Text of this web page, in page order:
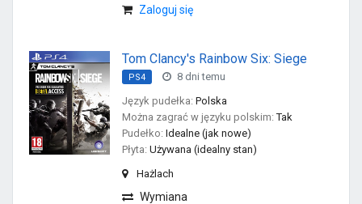
Zaloguj się
Tom Clancy's Rainbow Six: Siege
PS4
8 dni temu
Język pudełka: Polska
Można zagrać w języku polskim: Tak
Pudełko: Idealne (jak nowe)
Płyta: Używana (idealny stan)
Hażlach
Wymiana